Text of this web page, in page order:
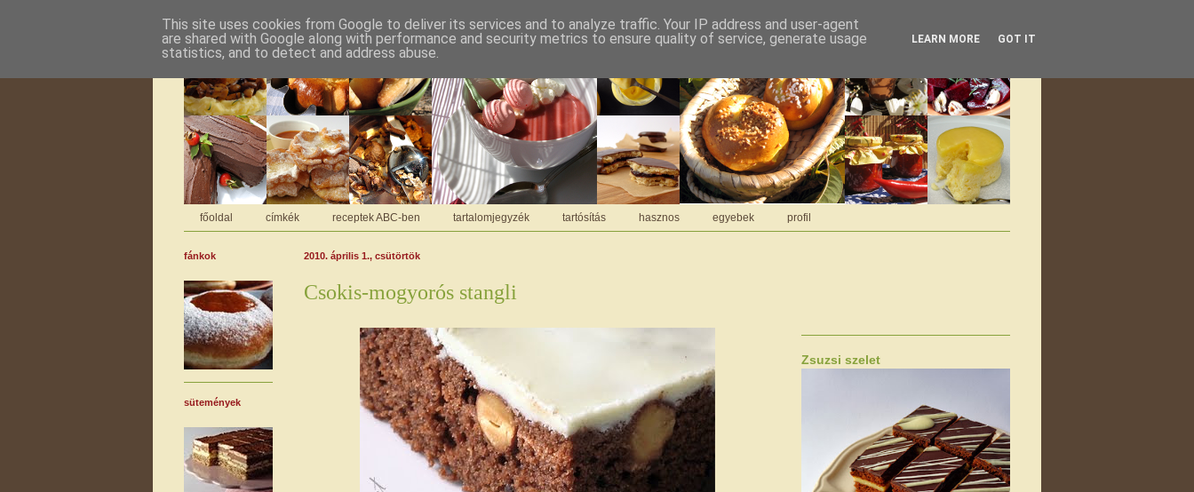
főoldal címkék receptek ABC-ben tartalomjegyzék tartósítás hasznos egyebek profil
2010. április 1., csütörtök
Csokis-mogyorós stangli
fánkok
sütemények
Zsuzsi szelet
This site uses cookies from Google to deliver its services and to analyze traffic. Your IP address and user-agent
are shared with Google along with performance and security metrics to ensure quality of service, generate usage
statistics, and to detect and address abuse.
LEARN MORE GOT IT